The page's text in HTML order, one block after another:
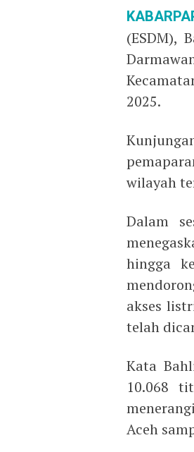
(ESDM),
2025.
wilayah
Dalam
hingga
akses
telah
Kata
10.068
Aceh